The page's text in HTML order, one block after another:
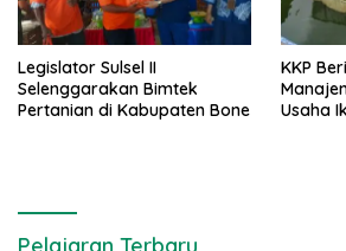
Legislator Sulsel II
Selenggarakan Bimtek
Pertanian di Kabupaten Bone
KKP
Usaha